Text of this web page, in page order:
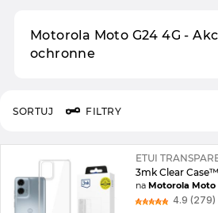
Motorola Moto G24 4G -
ochronne
FILTRY
SORTUJ
ETUI
3mk Clear Case™
naMotorola Moto
4.9 (279)